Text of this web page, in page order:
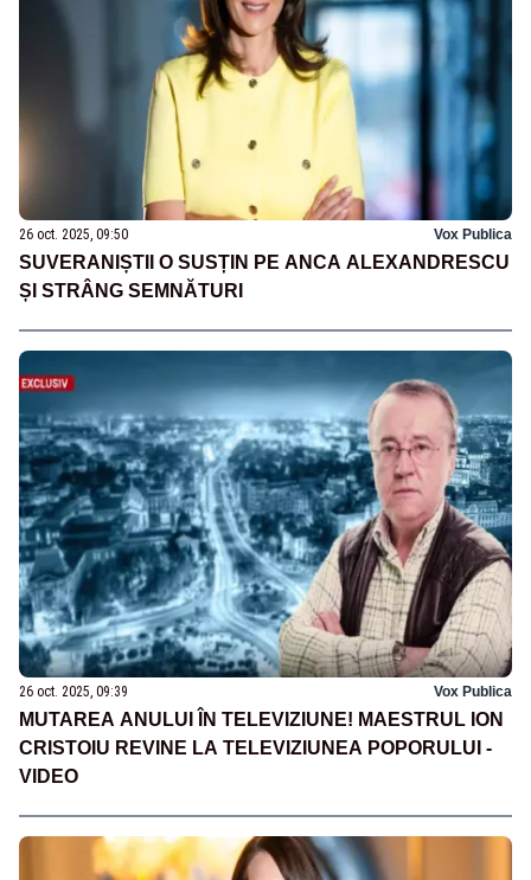
26 oct. 2025, 09:50 Vox Publica
SUVERANIȘTII O SUSȚIN PE ANCA ALEXANDRESCU
ȘI STRÂNG SEMNĂTURI
26 oct. 2025, 09:39 Vox Publica
MUTAREA ANULUI ÎN TELEVIZIUNE! MAESTRUL ION
CRISTOIU REVINE LA TELEVIZIUNEA POPORULUI -
VIDEO